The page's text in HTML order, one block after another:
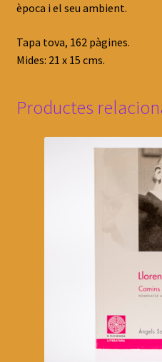
època i el seu ambient.
Tapa tova, 162 pàgines.
Mides: 21 x 15 cms.
Productes